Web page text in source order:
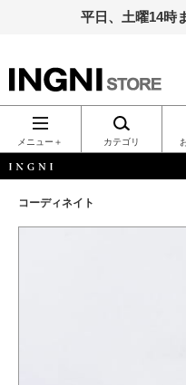
平日、土曜14時
INGNI（イン
グ）公式通
販｜INGNI
STORE
メニュー＋ カテゴリ
コーディネイト